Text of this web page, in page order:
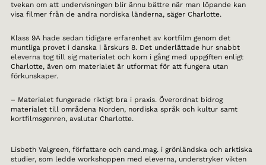
tvekan om att undervisningen blir ännu bättre när man löpande kan
visa filmer från de andra nordiska länderna, säger Charlotte.
Klass 9A hade sedan tidigare erfarenhet av kortfilm genom det
muntliga provet i danska i årskurs 8. Det underlättade hur snabbt
eleverna tog till sig materialet och kom i gång med uppgiften enligt
Charlotte, även om materialet är utformat för att fungera utan
förkunskaper.
– Materialet fungerade riktigt bra i praxis. Överordnat bidrog
materialet till områdena Norden, nordiska språk och kultur samt
kortfilmsgenren, avslutar Charlotte.
Lisbeth Valgreen, författare och cand.mag. i grönländska och arktiska
studier, som ledde workshoppen med eleverna, understryker vikten